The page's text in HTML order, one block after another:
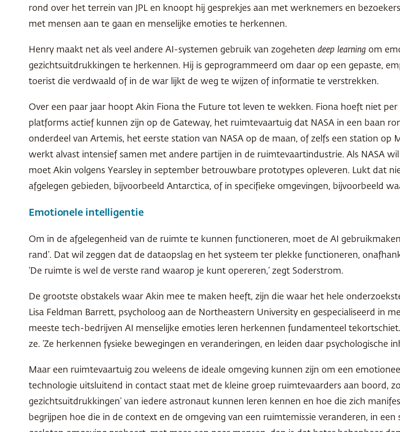
rond over het terrein van JPL en knoopt hij gesprekjes aan met werknemers en
met mensen aan te gaan en menselijke emoties te herkennen.
Henry maakt net als veel andere AI-systemen gebruik van zogeheten deep learning om
gezichtsuitdrukkingen te herkennen. Hij is geprogrammeerd om daar op een gepaste,
toerist die verdwaald of in de war lijkt de weg te wijzen of informatie te verstrekken.
Over een paar jaar hoopt Akin Fiona the Future tot leven te wekken. Fiona hoeft niet
platforms actief kunnen zijn op de Gateway, het ruimtevaartuig dat NASA in een baan
onderdeel van Artemis, het eerste station van NASA op de maan, of zelfs een station op
werkt alvast intensief samen met andere partijen in de ruimtevaartindustrie. Als NASA wil
moet Akin volgens Yearsley in september betrouwbare prototypes opleveren. Lukt dat
afgelegen gebieden, bijvoorbeeld Antarctica, of in specifieke omgevingen, bijvoorbeeld
Emotionele intelligentie
Om in de afgelegenheid van de ruimte te kunnen functioneren, moet de AI
rand’. Dat wil zeggen dat de dataopslag en het systeem ter plekke functioneren,
‘De ruimte is wel de verste rand waarop je kunt opereren,’ zegt Soderstrom.
De grootste obstakels waar Akin mee te maken heeft, zijn die waar het hele
Lisa Feldman Barrett, psycholoog aan de Northeastern University en gespecialiseerd in
meeste tech-bedrijven AI menselijke emoties leren herkennen fundamenteel
ze. ‘Ze herkennen fysieke bewegingen en veranderingen, en leiden daar psychologische
Maar een ruimtevaartuig zou weleens de ideale omgeving kunnen zijn om een
technologie uitsluitend in contact staat met de kleine groep ruimtevaarders aan boord,
gezichtsuitdrukkingen’ van iedere astronaut kunnen leren kennen en hoe die zich
begrijpen hoe die in de context en de omgeving van een ruimtemissie veranderen, in een